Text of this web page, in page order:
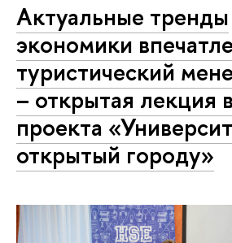
Актуальные тренды
экономики
туристический
– открытая лекция
проекта
открытый городу»